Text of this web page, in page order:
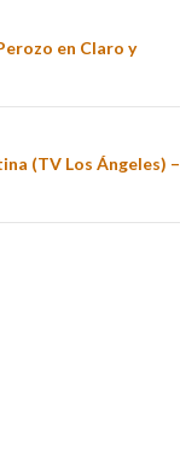
en Claro y
(TV Los Ángeles) –